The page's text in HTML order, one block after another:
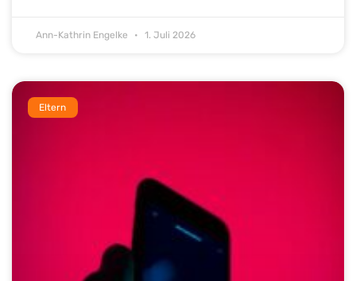
Ann-Kathrin Engelke 1. Juli 2026
Eltern